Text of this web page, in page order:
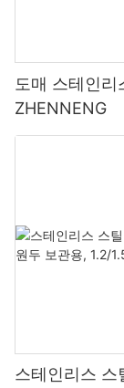
도매 스테인
ZHENNENG
스테인리스 스